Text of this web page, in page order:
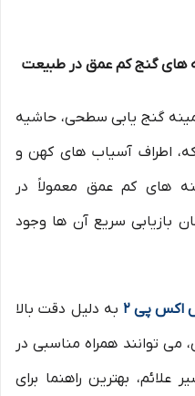
های گنج کم عمق در طبیعت
گنج یابی سطحی، حاشیه
اطراف آسیاب های کهن و
های کم عمق معمولاً در
بازیابی سریع آن ها وجود
اکس پی 2
به دلیل دقت بالا
توانند همراه مناسبی در
بهترین راهنما برای